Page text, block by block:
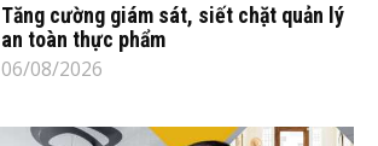
Tăng cường giám sát, siết chặt quản lý
an toàn thực phẩm
06/08/2026